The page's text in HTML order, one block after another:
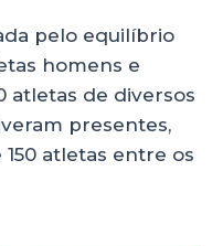
pelo equilíbrio
homens e
atletas de diversos
presentes,
150 atletas entre os